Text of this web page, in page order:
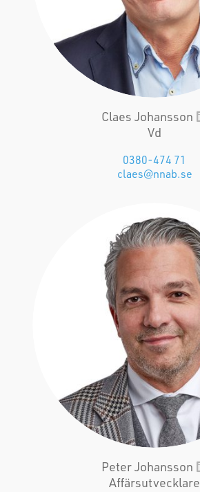
Claes Johansson
Vd
0380-474 71
claes@nnab.se
Peter Johansson
Affärsutvecklare